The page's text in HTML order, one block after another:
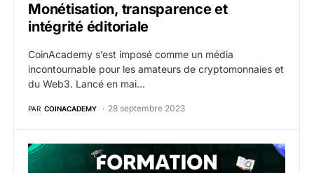
Monétisation, transparence et
intégrité éditoriale
CoinAcademy s’est imposé comme un média
incontournable pour les amateurs de cryptomonnaies et
du Web3. Lancé en mai…
PAR COINACADEMY 28 septembre 2023
Formation crypto monnaies 2024 – Toutes les